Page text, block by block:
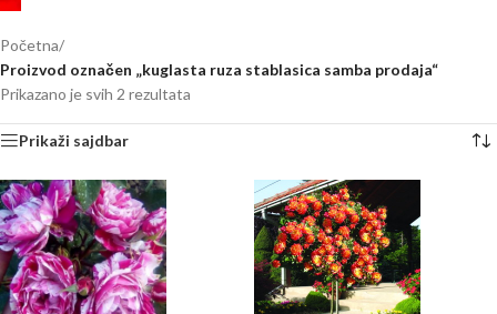
Početna/
Proizvod označen „kuglasta ruza stablasica samba prodaja“
Prikazano je svih 2 rezultata
Prikaži sajdbar